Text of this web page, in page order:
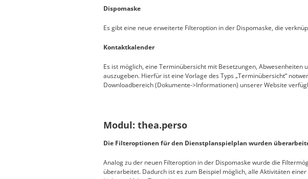
Dispomaske
Es gibt eine neue erweiterte Filteroption in der Dispomaske, die
Kontaktkalender
Es ist möglich, eine Terminübersicht mit Besetzungen, Abwesenheiten
auszugeben. Hierfür ist eine Vorlage des Typs „Terminübersicht“
Downloadbereich (Dokumente->Informationen) unserer Website
Modul: thea.perso
Die Filteroptionen für den Dienstplanspielplan wurden
Analog zu der neuen Filteroption in der Dispomaske wurde die
überarbeitet. Dadurch ist es zum Beispiel möglich, alle Aktivitäten